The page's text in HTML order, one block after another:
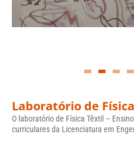
Laboratório de
O laboratório de Física Têxtil –
curriculares da Licenciatura em